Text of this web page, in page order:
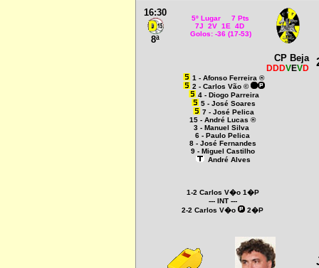
16:30
8ª
5º Lugar 7 Pts
7J 2V 1E 4D
Golos: -36 (17-53)
CP Beja
DDDVEVD
1 - Afonso Ferreira ®
2 - Carlos Vão ©
4 - Diogo Parreira
5 - José Soares
7 - José Pelica
15 - André Lucas ®
3 - Manuel Silva
6 - Paulo Pelica
8 - José Fernandes
9 - Miguel Castilho
André Alves
1-2 Carlos V�o 1�P
--- INT ---
2-2 Carlos V�o
2�P